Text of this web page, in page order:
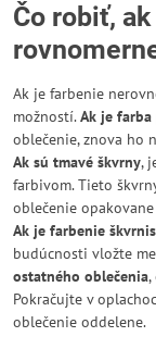
Čo robiť,
Ak je farbenie
možností.Ak je
oblečenie, znova ho
Ak sú tmavé škvrny,
farbivom. Tieto
oblečenie
Ak je farbenie
budúcnosti vložte
ostatného oblečenia,
Pokračujte v
oblečenie oddelene.